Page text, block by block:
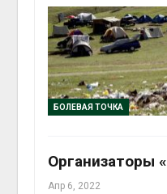
БОЛЕВАЯ ТОЧКА
Организаторы
Апр 6, 2022